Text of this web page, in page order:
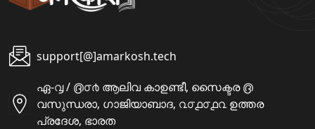
support[@]amarkosh.tech
ഏ-൮ / ൫൦൪ ആലിവ കാഉണ്ടീ, സൈക്ടര ൫
വസുന്ധരാ, ഗാജിയാബാദ, ൨൦൧൦൧൨ ഉത്തര
പ്രദേശ, ഭാരത